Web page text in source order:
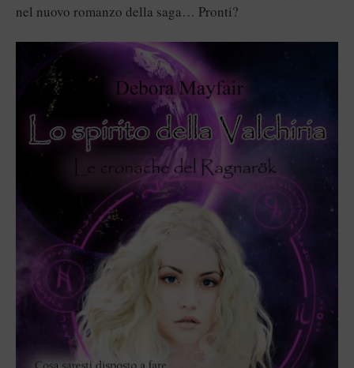
nel nuovo romanzo della saga… Pronti?